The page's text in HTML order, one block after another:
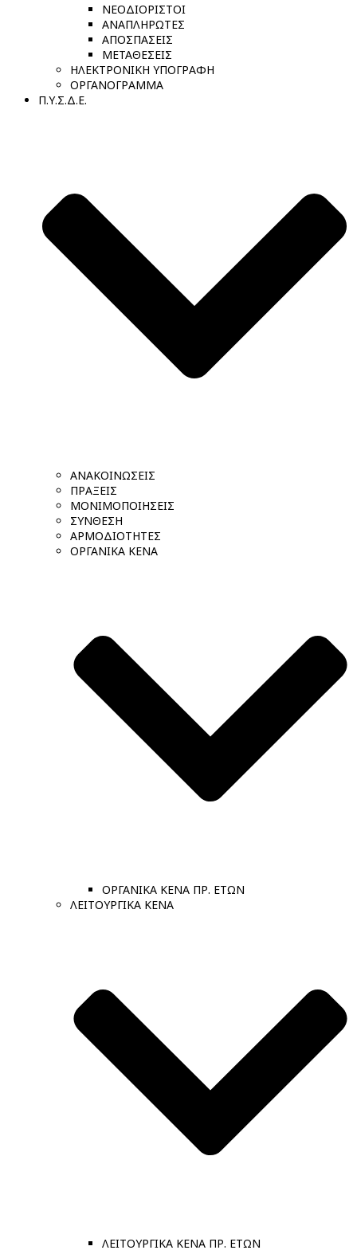
ΝΕΟΔΙΟΡΙΣΤΟΙ
ΑΝΑΠΛΗΡΩΤΕΣ
ΑΠΟΣΠΑΣΕΙΣ
ΜΕΤΑΘΕΣΕΙΣ
ΗΛΕΚΤΡΟΝΙΚΗ ΥΠΟΓΡΑΦΗ
ΟΡΓΑΝΟΓΡΑΜΜΑ
Π.Υ.Σ.Δ.Ε.
ΑΝΑΚΟΙΝΩΣΕΙΣ
ΠΡΑΞΕΙΣ
ΜΟΝΙΜΟΠΟΙΗΣΕΙΣ
ΣΥΝΘΕΣΗ
ΑΡΜΟΔΙΟΤΗΤΕΣ
ΟΡΓΑΝΙΚΑ ΚΕΝΑ
ΟΡΓΑΝΙΚΑ ΚΕΝΑ ΠΡ. ΕΤΩΝ
ΛΕΙΤΟΥΡΓΙΚΑ ΚΕΝΑ
ΛΕΙΤΟΥΡΓΙΚΑ ΚΕΝΑ ΠΡ. ΕΤΩΝ